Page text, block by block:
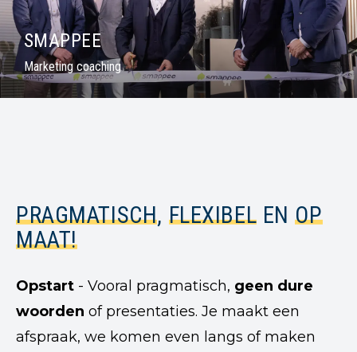
SMAPPEE
Marketing coaching
PRAGMATISCH, FLEXIBEL ENOP
MAAT!
Opstart - Vooral pragmatisch, geen dure
woorden of presentaties. Je maakt een
afspraak, we komen even langs of maken